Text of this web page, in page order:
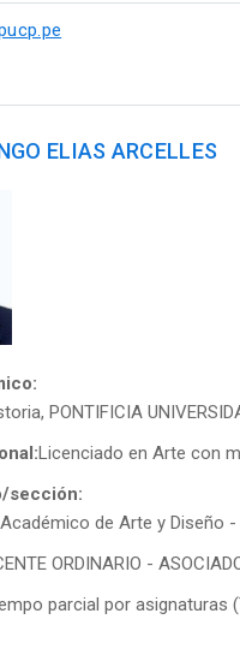
ELIAS ARCELLES
PONTIFICIA
Licenciado en Arte con
sección:
de Arte y Diseño
ORDINARIO -
parcial por asignaturas